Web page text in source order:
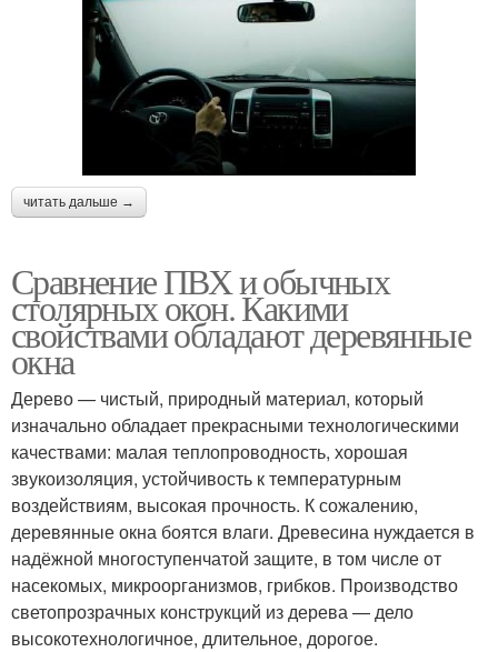
читать дальше →
Сравнение ПВХ и обычных
столярных окон. Какими
свойствами обладают деревянные
окна
Дерево — чистый, природный материал, который
изначально обладает прекрасными технологическими
качествами: малая теплопроводность, хорошая
звукоизоляция, устойчивость к температурным
воздействиям, высокая прочность. К сожалению,
деревянные окна боятся влаги. Древесина нуждается в
надёжной многоступенчатой защите, в том числе от
насекомых, микроорганизмов, грибков. Производство
светопрозрачных конструкций из дерева — дело
высокотехнологичное, длительное, дорогое.